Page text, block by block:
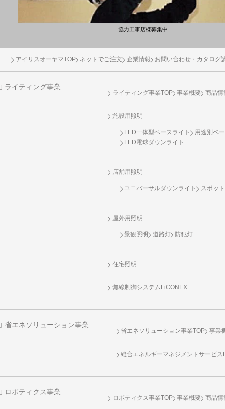
協力工事店様募集中
アイリスオーヤマTOP ネットでご注文 企業情報 お問い合わせ・カタログ
ライティング事業
ライティング事業TOP 事業概要 商品情
施設用照明
LED一体型ベースライト
用途別ベ
LED電球ダウンライト
店舗用照明
ユニバーサルダウンライト スポッ
屋外用照明
景観照明 道路灯 防犯灯
住宅照明
無線制御システム LiCONEX
省エネソリューション事業
省エネソリューション事業TOP 事業
総合エネルギーマネジメントサービ
ロボティクス事業
ロボティクス事業TOP 事業概要 商品情